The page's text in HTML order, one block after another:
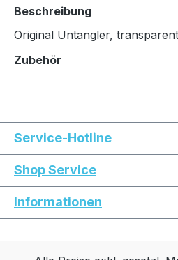
Beschreibung
Original Untangler,
Zubehör
Service-Hotline
Shop Service
Informationen